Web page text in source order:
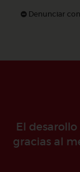
Denunciar
El
gracias al